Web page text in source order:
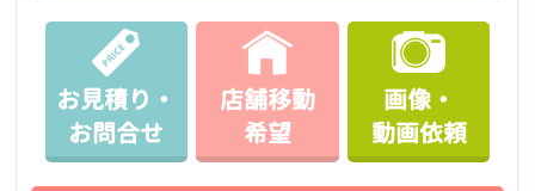
お見積り・
お問合せ
店舗移動
希望
画像・
動画依頼